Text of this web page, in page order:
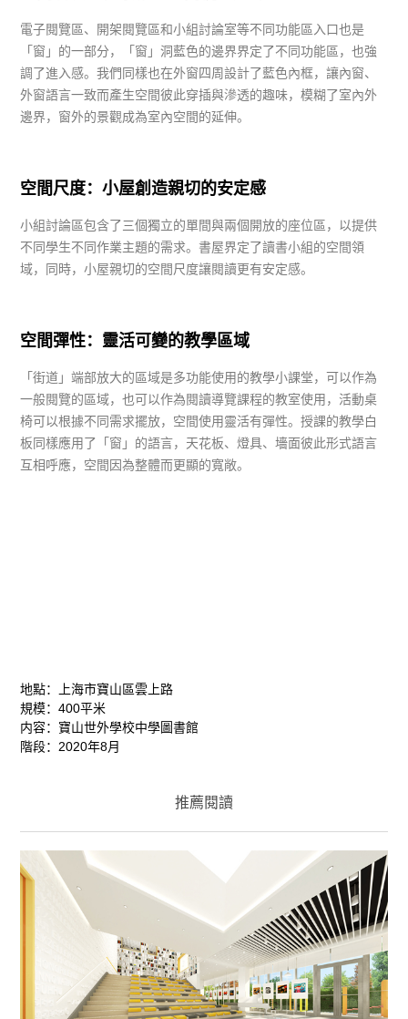
電子閱覽區、開架閱覽區和小組討論室等不同功能區入口也是
「窗」的一部分，「窗」洞藍色的邊界界定了不同功能區，也強
調了進入感。我們同樣也在外窗四周設計了藍色內框，讓內窗、
外窗語言一致而產生空間彼此穿插與滲透的趣味，模糊了室內外
邊界，窗外的景觀成為室內空間的延伸。
空間尺度：小屋創造親切的安定感
小組討論區包含了三個獨立的單間與兩個開放的座位區，以提供
不同學生不同作業主題的需求。書屋界定了讀書小組的空間領
域，同時，小屋親切的空間尺度讓閱讀更有安定感。
空間彈性：靈活可變的教學區域
「街道」端部放大的區域是多功能使用的教學小課堂，可以作為
一般閱覽的區域，也可以作為閱讀導覽課程的教室使用，活動桌
椅可以根據不同需求擺放，空間使用靈活有彈性。授課的教學白
板同樣應用了「窗」的語言，天花板、燈具、墻面彼此形式語言
互相呼應，空間因為整體而更顯的寬敞。
地點：上海市寶山區雲上路
規模：400平米
内容：寶山世外學校中學圖書館
階段：2020年8月
推薦閱讀